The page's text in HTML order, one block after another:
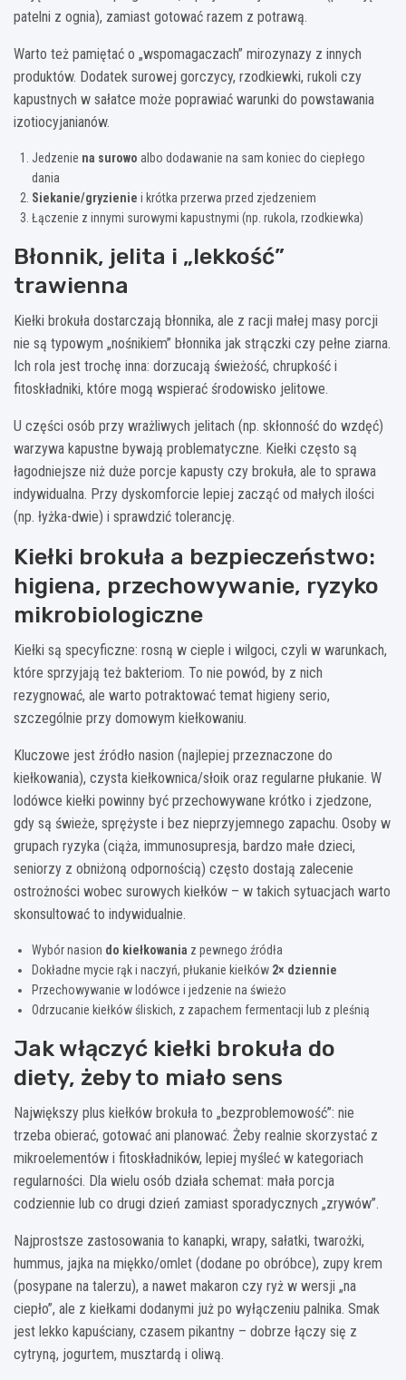
patelni z ognia), zamiast gotować razem z potrawą.
Warto też pamiętać o „wspomagaczach” mirozynazy z innych
produktów. Dodatek surowej gorczycy, rzodkiewki, rukoli czy
kapustnych w sałatce może poprawiać warunki do powstawania
izotiocyjanianów.
Jedzenie na surowo albo dodawanie na sam koniec do ciepłego
dania
Siekanie/gryzienie i krótka przerwa przed zjedzeniem
Łączenie z innymi surowymi kapustnymi (np. rukola, rzodkiewka)
Błonnik, jelita i „lekkość”
trawienna
Kiełki brokuła dostarczają błonnika, ale z racji małej masy porcji
nie są typowym „nośnikiem” błonnika jak strączki czy pełne ziarna.
Ich rola jest trochę inna: dorzucają świeżość, chrupkość i
fitoskładniki, które mogą wspierać środowisko jelitowe.
U części osób przy wrażliwych jelitach (np. skłonność do wzdęć)
warzywa kapustne bywają problematyczne. Kiełki często są
łagodniejsze niż duże porcje kapusty czy brokuła, ale to sprawa
indywidualna. Przy dyskomforcie lepiej zacząć od małych ilości
(np. łyżka-dwie) i sprawdzić tolerancję.
Kiełki brokuła a bezpieczeństwo:
higiena, przechowywanie, ryzyko
mikrobiologiczne
Kiełki są specyficzne: rosną w cieple i wilgoci, czyli w warunkach,
które sprzyjają też bakteriom. To nie powód, by z nich
rezygnować, ale warto potraktować temat higieny serio,
szczególnie przy domowym kiełkowaniu.
Kluczowe jest źródło nasion (najlepiej przeznaczone do
kiełkowania), czysta kiełkownica/słoik oraz regularne płukanie. W
lodówce kiełki powinny być przechowywane krótko i zjedzone,
gdy są świeże, sprężyste i bez nieprzyjemnego zapachu. Osoby w
grupach ryzyka (ciąża, immunosupresja, bardzo małe dzieci,
seniorzy z obniżoną odpornością) często dostają zalecenie
ostrożności wobec surowych kiełków – w takich sytuacjach warto
skonsultować to indywidualnie.
Wybór nasion do kiełkowania z pewnego źródła
Dokładne mycie rąk i naczyń, płukanie kiełków 2× dziennie
Przechowywanie w lodówce i jedzenie na świeżo
Odrzucanie kiełków śliskich, z zapachem fermentacji lub z pleśnią
Jak włączyć kiełki brokuła do
diety, żeby to miało sens
Największy plus kiełków brokuła to „bezproblemowość”: nie
trzeba obierać, gotować ani planować. Żeby realnie skorzystać z
mikroelementów i fitoskładników, lepiej myśleć w kategoriach
regularności. Dla wielu osób działa schemat: mała porcja
codziennie lub co drugi dzień zamiast sporadycznych „zrywów”.
Najprostsze zastosowania to kanapki, wrapy, sałatki, twarożki,
hummus, jajka na miękko/omlet (dodane po obróbce), zupy krem
(posypane na talerzu), a nawet makaron czy ryż w wersji „na
ciepło”, ale z kiełkami dodanymi już po wyłączeniu palnika. Smak
jest lekko kapuściany, czasem pikantny – dobrze łączy się z
cytryną, jogurtem, musztardą i oliwą.